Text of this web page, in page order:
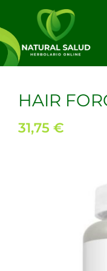
contenido
HAIR
31,75 €